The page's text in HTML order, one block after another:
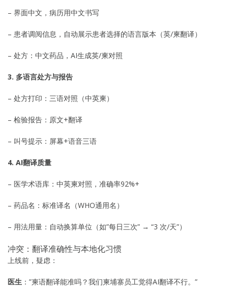
– 界面中文，病历用中文书写
– 患者调阅信息，自动展示患者选择的语言版本（英/柬翻译）
– 处方：中文药品，AI生成英/柬对照
3. 多语言处方与报告
– 处方打印：三语对照（中英柬）
– 检验报告：原文+翻译
– 叫号提示：屏幕+语音三语
4. AI翻译质量
– 医学术语库：中英柬对照，准确率92%+
– 药品名：标准译名（WHO通用名）
– 用法用量：自动换算单位（如”每日三次” → “3 次/天”）
冲突：翻译准确性与本地化习惯
上线前，疑虑：
医生 ：”柬语翻译能准吗？我们柬埔寨员工觉得AI翻译不行。”